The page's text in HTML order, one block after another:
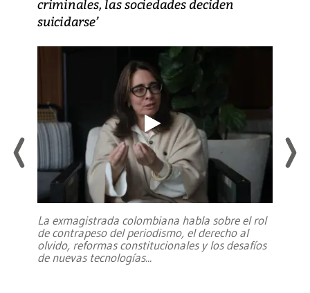
criminales, las sociedades deciden
suicidarse’
La exmagistrada colombiana habla sobre el rol
de contrapeso del periodismo, el derecho al
olvido, reformas constitucionales y los desafíos
de nuevas tecnologías...